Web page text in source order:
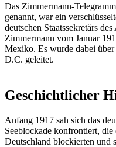
Das Zimmermann-
genannt, war ein
deutschen Staatssekretärs
Zimmermann vom Januar
Mexiko. Es wurde dabei
D.C. geleitet.
Geschichtlicher
Anfang 1917 sah sich das
Seeblockade konfrontiert,
Deutschland blockierten und